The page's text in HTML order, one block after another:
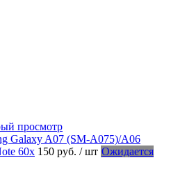
просмотр
Galaxy A07 (SM-A075)/A06
60x 150 руб. / шт Ожидается